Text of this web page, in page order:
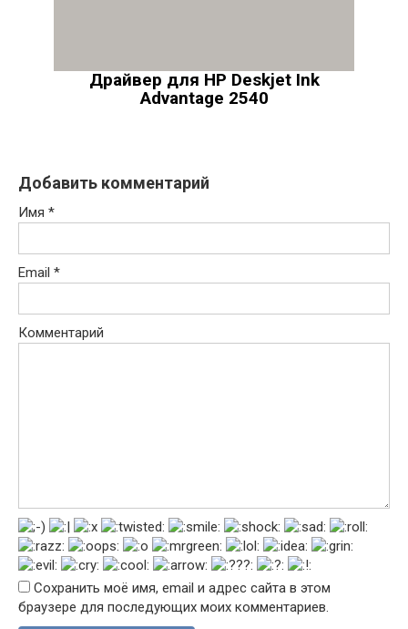
Драйвер для HP Deskjet Ink
Advantage 2540
Добавить комментарий
Имя *
Email *
Комментарий
Сохранить моё имя, email и адрес сайта в этом
браузере для последующих моих комментариев.